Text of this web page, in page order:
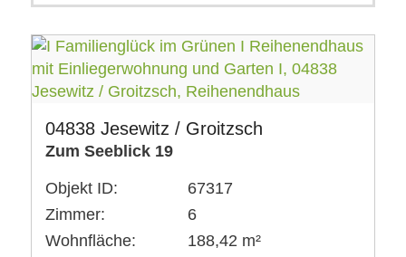
04838 Jesewitz / Groitzsch
Zum Seeblick 19
Objekt ID:
67317
Zimmer:
6
Wohnfläche:
188,42 m²